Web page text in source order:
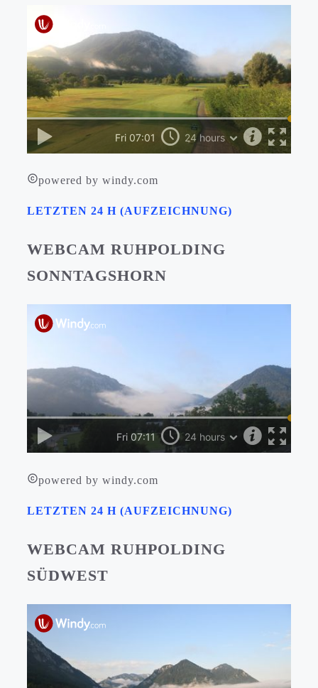
powered by windy.com
LETZTEN 24 H (AUFZEICHNUNG)
WEBCAM RUHPOLDING
SONNTAGSHORN
powered by windy.com
LETZTEN 24 H (AUFZEICHNUNG)
WEBCAM RUHPOLDING
SÜDWEST